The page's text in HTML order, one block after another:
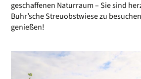
geschaffenen Naturraum – Sie sind
Buhr’sche Streuobstwiese zu
genießen!